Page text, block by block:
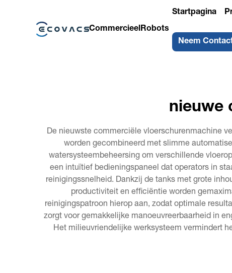
CommercieelRobots
Startpagina
Neem
nieuwe
De nieuwste commerciële vloerschurenmachine
worden gecombineerd met slimme
watersysteembeheersing om verschillende
een intuïtief bedieningspaneel dat operators in
reinigingssnelheid. Dankzij de tanks met grote
productiviteit en efficiëntie worden
reinigingspatroon hierop aan, zodat optimale
zorgt voor gemakkelijke manoeuvreerbaarheid in
Het milieuvriendelijke werksysteem vermindert